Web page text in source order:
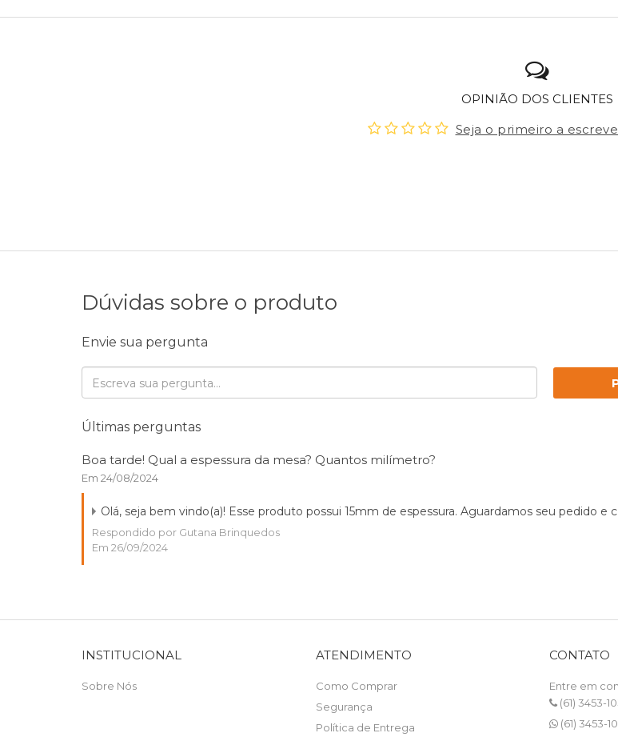
OPINIÃO DOS CLIENTES
Seja o primeiro a
Dúvidas sobre o produto
Envie sua pergunta
Últimas perguntas
Boa tarde! Qual a espessura da mesa? Quantos milímetro?
Em 24/08/2024
Olá, seja bem vindo(a)! Esse produto possui 15mm de espessura. Aguardamos seu pedido e
Respondido por Gutana Brinquedos
Em 26/09/2024
INSTITUCIONAL
Sobre Nós
ATENDIMENTO
Como Comprar
Segurança
Política de Entrega
CONTATO
Entre em
(61) 3453-
(61) 3453-